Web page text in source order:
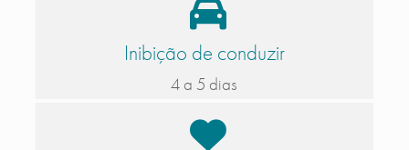
Inibição de conduzir
4 a 5 dias